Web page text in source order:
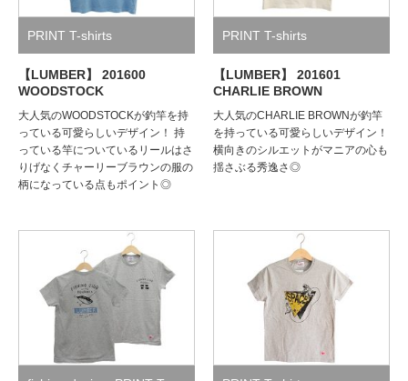
PRINT T-shirts
【LUMBER】 201600
WOODSTOCK
大人気のWOODSTOCKが釣竿を持
っている可愛らしいデザイン！ 持
っている竿についているリールはさ
りげなくチャーリーブラウンの服の
柄になっている点もポイント◎
PRINT T-shirts
【LUMBER】 201601
CHARLIE BROWN
大人気のCHARLIE BROWNが釣竿
を持っている可愛らしいデザイン！
横向きのシルエットがマニアの心も
揺さぶる秀逸さ◎